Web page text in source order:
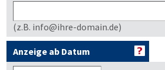
(z.B. info@ihre-domain.de)
Anzeige ab Datum